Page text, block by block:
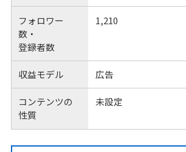
フォロワー
数・
登録者数
1,210
収益モデル 広告
コンテンツの
性質
未設定